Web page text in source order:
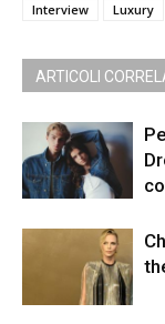
Interview
Luxury
ARTICOLI